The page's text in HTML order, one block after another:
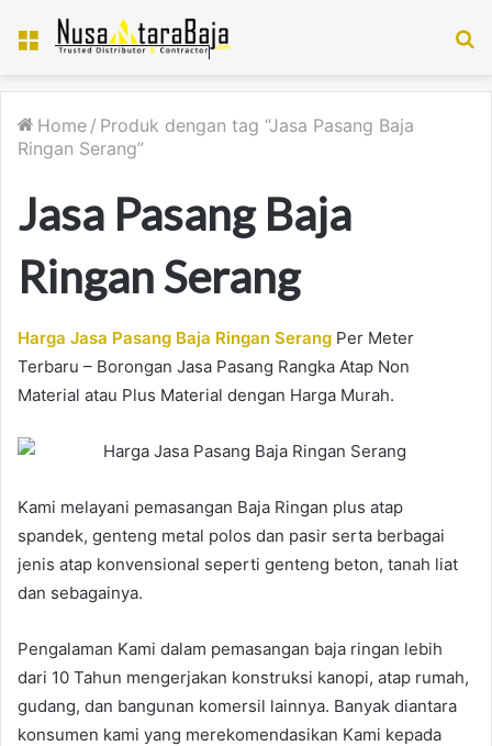
Menu
Home / Produk dengan tag “Jasa Pasang Baja
Ringan Serang”
Jasa Pasang Baja
Ringan Serang
Harga Jasa Pasang Baja Ringan Serang Per Meter
Terbaru – Borongan Jasa Pasang Rangka Atap Non
Material atau Plus Material dengan Harga Murah.
Kami melayani pemasangan Baja Ringan plus atap
spandek, genteng metal polos dan pasir serta berbagai
jenis atap konvensional seperti genteng beton, tanah liat
dan sebagainya.
Pengalaman Kami dalam pemasangan baja ringan lebih
dari 10 Tahun mengerjakan konstruksi kanopi, atap rumah,
gudang, dan bangunan komersil lainnya. Banyak diantara
konsumen kami yang merekomendasikan Kami kepada